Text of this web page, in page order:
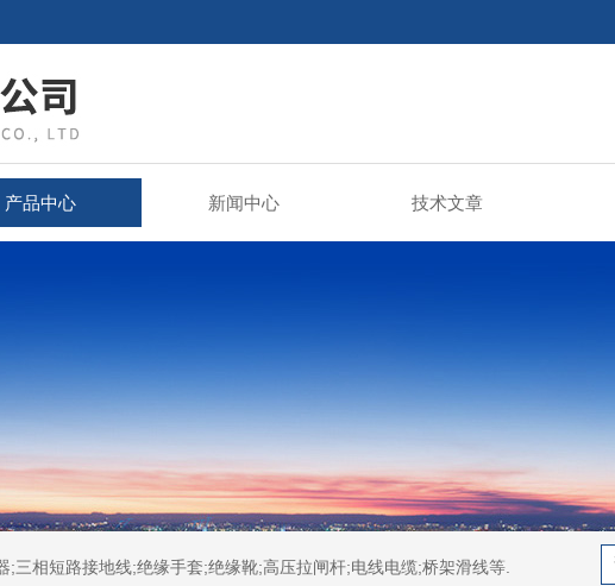
产品中心 新闻中心 技术文章
相短路接地线;绝缘手套;绝缘靴;高压拉闸杆;电线电缆;桥架滑线等.